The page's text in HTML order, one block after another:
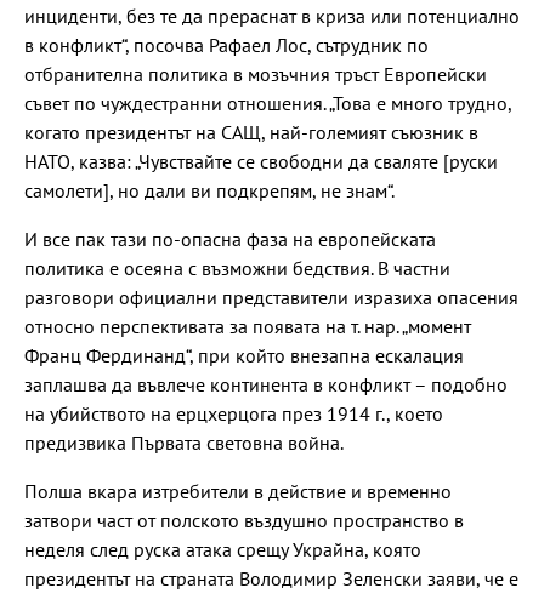
инциденти, без те да прераснат в криза или потенциално
в конфликт“, посочва Рафаел Лос, сътрудник по
отбранителна политика в мозъчния тръст Европейски
съвет по чуждестранни отношения. „Това е много трудно,
когато президентът на САЩ, най-големият съюзник в
НАТО, казва: „Чувствайте се свободни да сваляте [руски
самолети], но дали ви подкрепям, не знам“.
И все пак тази по-опасна фаза на европейската
политика е осеяна с възможни бедствия. В частни
разговори официални представители изразиха опасения
относно перспективата за появата на т. нар. „момент
Франц Фердинанд“, при който внезапна ескалация
заплашва да въвлече континента в конфликт – подобно
на убийството на ерцхерцога през 1914 г., което
предизвика Първата световна война.
Полша вкара изтребители в действие и временно
затвори част от полското въздушно пространство в
неделя след руска атака срещу Украйна, която
президентът на страната Володимир Зеленски заяви, че е